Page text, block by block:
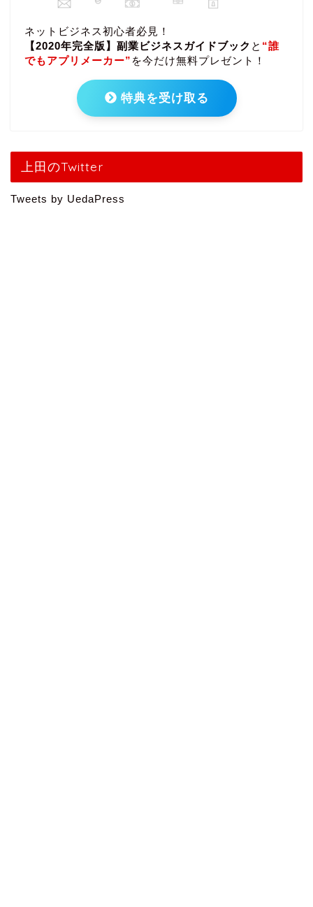
ネットビジネス初心者必見！
【2020年完全版】副業ビジネスガイドブック と “誰
でもアプリメーカー” を今だけ無料プレゼント！
特典を受け取る
上田のTwitter
Tweets by UedaPress